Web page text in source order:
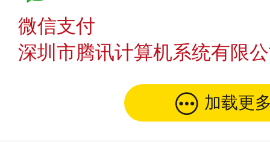
微信支付
深圳市腾讯计算机系统有限
加载更